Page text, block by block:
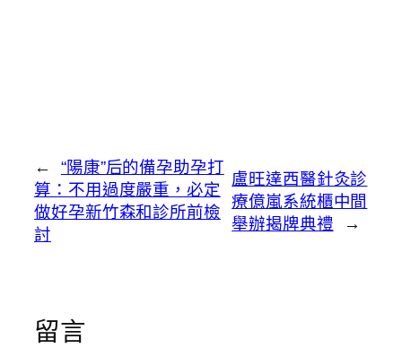
←
“陽康”后的備孕助孕打
算：不用過度嚴重，必定
做好孕新竹森和診所前檢
討
盧旺達西醫針灸診
療億嵐系統櫃中間
舉辦揭牌典禮
→
留言